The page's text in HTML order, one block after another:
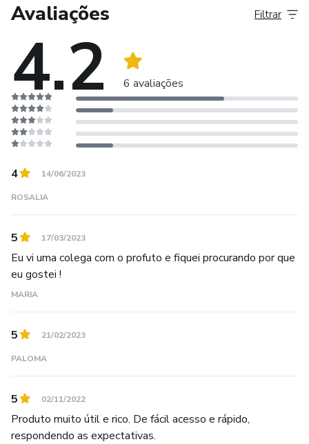
Avaliações
4.2 6 avaliações
Filtrar
4 14/06/2023
ROSALIA
5 17/03/2023
Eu vi uma colega com o profuto e fiquei procurando por que
eu gostei !
MARIA
5 21/02/2023
PALOMA
5 02/11/2022
Produto muito útil e rico. De fácil acesso e rápido,
respondendo as expectativas.